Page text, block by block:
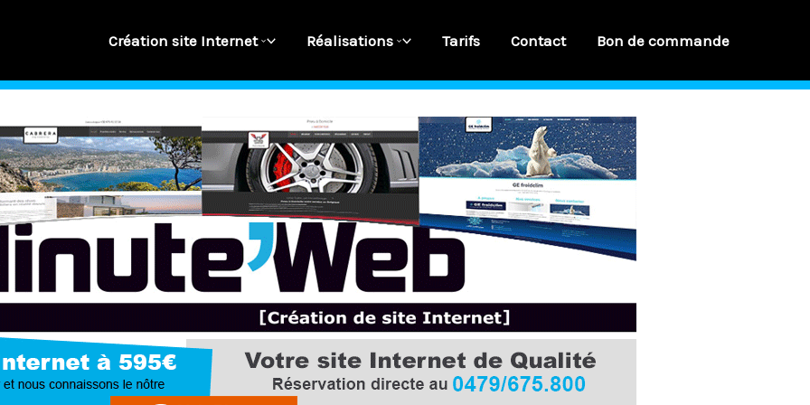
Création site Internet Réalisations Tarifs Contact Bon de commande